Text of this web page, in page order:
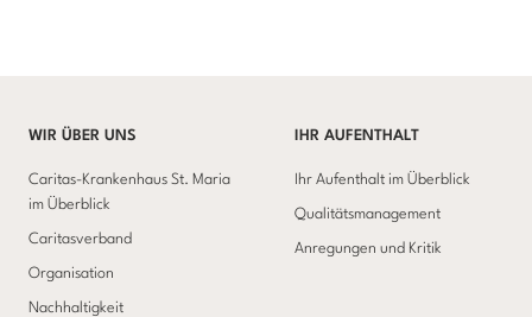
WIR ÜBER UNS
Caritas-Krankenhaus St. Maria
im Überblick
Caritasverband
Organisation
Nachhaltigkeit
IHR AUFENTHALT
Ihr Aufenthalt im Überblick
Qualitätsmanagement
Anregungen und Kritik